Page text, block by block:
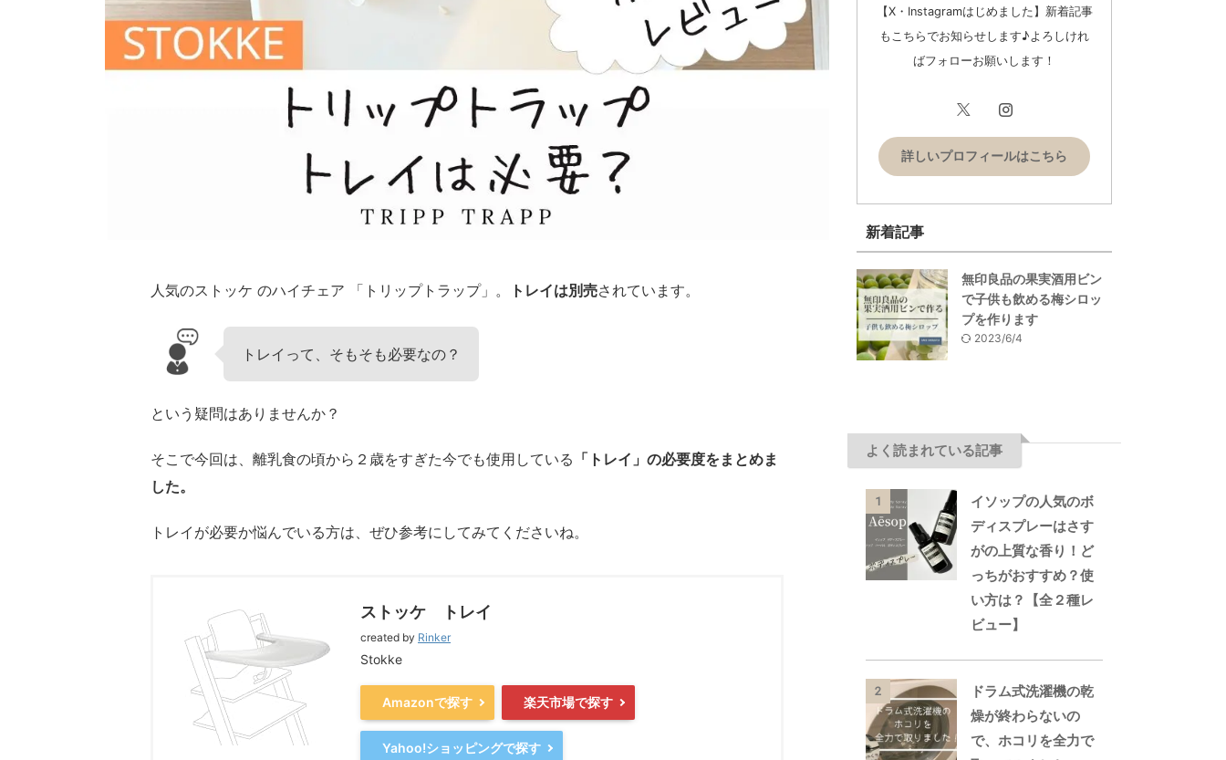
人気のストッケ のハイチェア 「トリップトラップ」。 トレイは別売されています。
トレイって、そもそも必要なの？
という疑問はありませんか？
そこで今回は、離乳食の頃から２歳をすぎた今でも使用している 「トレイ」の必要度をまとめま
した。
トレイが必要か悩んでいる方は、ぜひ参考にしてみてくださいね。
ストッケ トレイ
created by Rinker
Stokke
Amazonで探す 楽天市場で探す
Yahoo!ショッピングで探す
【X・Instagramはじめました】新着記事
もこちらでお知らせします♪よろしけれ
ばフォローお願いします！
詳しいプロフィールはこちら
新着記事
無印良品の果実酒用ビン
で子供も飲める梅シロッ
プを作ります
2023/6/4
よく読まれている記事
1
イソップの人気のボ
ディスプレーはさす
がの上質な香り！ど
っちがおすすめ？使
い方は？【全２種レ
ビュー】
2
ドラム式洗濯機の乾
燥が終わらないの
で、ホコリを全力で